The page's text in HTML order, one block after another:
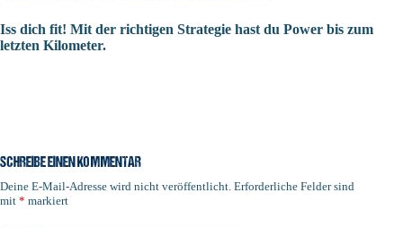
Iss dich fit! Mit der richtigen Strategie hast du Power bis zum
letzten Kilometer.
SCHREIBE EINEN KOMMENTAR
Deine E-Mail-Adresse wird nicht veröffentlicht. Erforderliche Felder sind
mit * markiert